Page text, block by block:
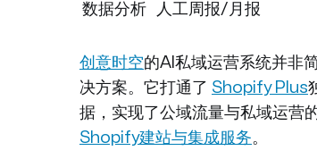
数据分析
人工周报/月报
创意时空的AI私域运营系统并非
决方案。它打通了 Shopify Plus
据，实现了公域流量与私域运营
Shopify建站与集成服务。